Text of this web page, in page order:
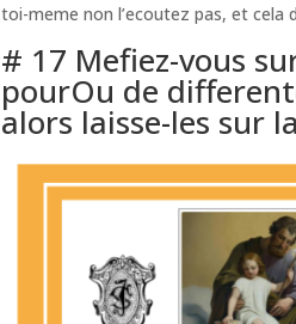
toi-meme non l’ecoutez pas, et cela
# 17 Mefiez-vous
pourOu de
alors laisse-les sur